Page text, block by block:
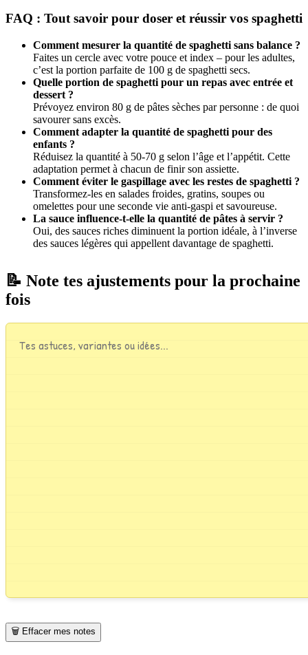
FAQ : Tout savoir pour doser et réussir vos spaghetti
Comment mesurer la quantité de spaghetti sans balance ?
Faites un cercle avec votre pouce et index – pour les adultes,
c’est la portion parfaite de 100 g de spaghetti secs.
Quelle portion de spaghetti pour un repas avec entrée et
dessert ?
Prévoyez environ 80 g de pâtes sèches par personne : de quoi
savourer sans excès.
Comment adapter la quantité de spaghetti pour des
enfants ?
Réduisez la quantité à 50-70 g selon l’âge et l’appétit. Cette
adaptation permet à chacun de finir son assiette.
Comment éviter le gaspillage avec les restes de spaghetti ?
Transformez-les en salades froides, gratins, soupes ou
omelettes pour une seconde vie anti-gaspi et savoureuse.
La sauce influence-t-elle la quantité de pâtes à servir ?
Oui, des sauces riches diminuent la portion idéale, à l’inverse
des sauces légères qui appellent davantage de spaghetti.
📝 Note tes ajustements pour la prochaine
fois
🗑️ Effacer mes notes